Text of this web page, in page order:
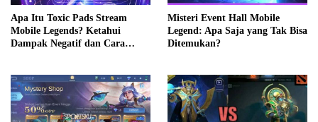
Apa Itu Toxic Pads Stream
Mobile Legends? Ketahui
Dampak Negatif dan Cara
Misteri Event Hall Mobile
Legend: Apa Saja yang Tak Bisa
Ditemukan?